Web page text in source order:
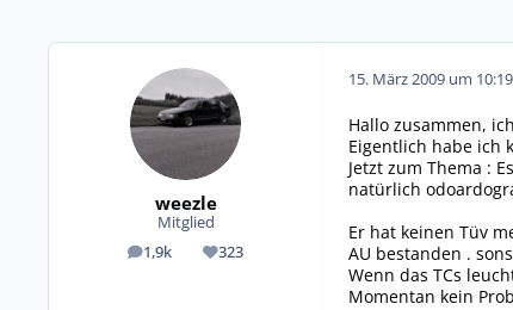
weezle
Mitglied
1,9k
Beiträge 323
Reputation
15. März 2009 um 10:19
Hallo zusammen,
Eigentlich habe ich
Jetzt zum Thema :
natürlich
Er hat keinen Tüv
AU bestanden .
Wenn das TCs
Momentan kein